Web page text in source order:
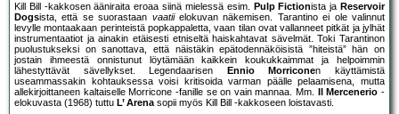
Kill Bill -kakkosen ääniraita eroaa siinä mielessä esim. Pulp Fictionista ja Reservoir
Dogsista, että se suorastaan vaatiielokuvan näkemisen. Tarantino ei ole valinnut
levylle montaakaan perinteistä popkappaletta, vaan tilan ovat vallanneet pitkät ja jylhät
instrumentaatiot ja ainakin etäisesti etniseltä haiskahtavat sävelmät. Toki Tarantinon
puolustukseksi on sanottava, että näistäkin epätodennäköisistä ”hiteistä” hän on
jostain ihmeestä onnistunut löytämään kaikkein koukukkaimmat ja helpoimmin
lähestyttävät sävellykset. Legendaarisen
Ennio Morriconen käyttämistä
useammassakin kohtauksessa voisi kritisoida varman päälle pelaamisena, mutta
allekirjoittaneen kaltaiselle Morricone -fanille se on vain mannaa. Mm.
Il Mercenerio -
elokuvasta (1968) tuttu L’ Arenasopii myös Kill Bill -kakkoseen loistavasti.